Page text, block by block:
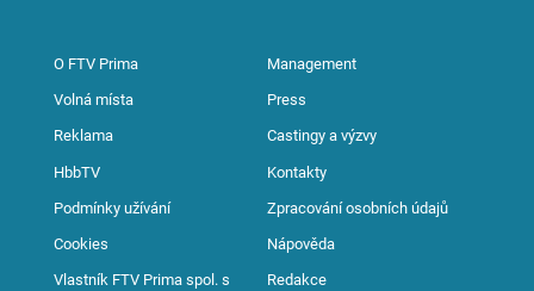
O FTV Prima Management
Volná místa Press
Reklama Castingy a výzvy
HbbTV Kontakty
Podmínky užívání Zpracování osobních údajů
Cookies Nápověda
Vlastník FTV Prima spol. s
Redakce